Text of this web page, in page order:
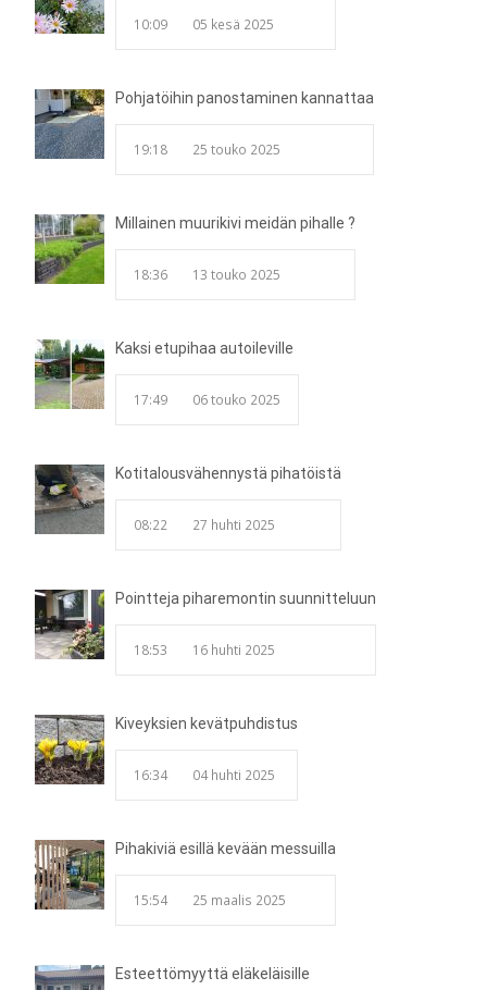
10:09 05 kesä 2025
Pohjatöihin panostaminen kannattaa
19:18 25 touko 2025
Millainen muurikivi meidän pihalle ?
18:36 13 touko 2025
Kaksi etupihaa autoileville
17:49 06 touko 2025
Kotitalousvähennystä pihatöistä
08:22 27 huhti 2025
Pointteja piharemontin suunnitteluun
18:53 16 huhti 2025
Kiveyksien kevätpuhdistus
16:34 04 huhti 2025
Pihakiviä esillä kevään messuilla
15:54 25 maalis 2025
Esteettömyyttä eläkeläisille